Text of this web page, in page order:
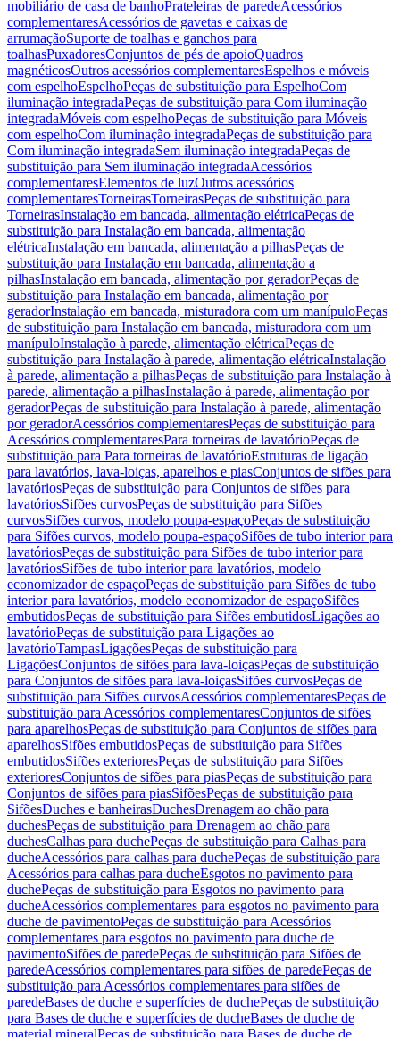
mobiliário de casa de banhoPrateleiras de paredeAcessórios
complementaresAcessórios de gavetas e caixas de
arrumaçãoSuporte de toalhas e ganchos para
toalhasPuxadoresConjuntos de pés de apoioQuadros
magnéticosOutros acessórios complementaresEspelhos e móveis
com espelhoEspelhoPeças de substituição para EspelhoCom
iluminação integradaPeças de substituição para Com iluminação
integradaMóveis com espelhoPeças de substituição para Móveis
com espelhoCom iluminação integradaPeças de substituição para
Com iluminação integradaSem iluminação integradaPeças de
substituição para Sem iluminação integradaAcessórios
complementaresElementos de luzOutros acessórios
complementaresTorneirasTorneirasPeças de substituição para
TorneirasInstalação em bancada, alimentação elétricaPeças de
substituição para Instalação em bancada, alimentação
elétricaInstalação em bancada, alimentação a pilhasPeças de
substituição para Instalação em bancada, alimentação a
pilhasInstalação em bancada, alimentação por geradorPeças de
substituição para Instalação em bancada, alimentação por
geradorInstalação em bancada, misturadora com um manípuloPeças
de substituição para Instalação em bancada, misturadora com um
manípuloInstalação à parede, alimentação elétricaPeças de
substituição para Instalação à parede, alimentação elétricaInstalação
à parede, alimentação a pilhasPeças de substituição para Instalação à
parede, alimentação a pilhasInstalação à parede, alimentação por
geradorPeças de substituição para Instalação à parede, alimentação
por geradorAcessórios complementaresPeças de substituição para
Acessórios complementaresPara torneiras de lavatórioPeças de
substituição para Para torneiras de lavatórioEstruturas de ligação
para lavatórios, lava-loiças, aparelhos e piasConjuntos de sifões para
lavatóriosPeças de substituição para Conjuntos de sifões para
lavatóriosSifões curvosPeças de substituição para Sifões
curvosSifões curvos, modelo poupa-espaçoPeças de substituição
para Sifões curvos, modelo poupa-espaçoSifões de tubo interior para
lavatóriosPeças de substituição para Sifões de tubo interior para
lavatóriosSifões de tubo interior para lavatórios, modelo
economizador de espaçoPeças de substituição para Sifões de tubo
interior para lavatórios, modelo economizador de espaçoSifões
embutidosPeças de substituição para Sifões embutidosLigações ao
lavatórioPeças de substituição para Ligações ao
lavatórioTampasLigaçõesPeças de substituição para
LigaçõesConjuntos de sifões para lava-loiçasPeças de substituição
para Conjuntos de sifões para lava-loiçasSifões curvosPeças de
substituição para Sifões curvosAcessórios complementaresPeças de
substituição para Acessórios complementaresConjuntos de sifões
para aparelhosPeças de substituição para Conjuntos de sifões para
aparelhosSifões embutidosPeças de substituição para Sifões
embutidosSifões exterioresPeças de substituição para Sifões
exterioresConjuntos de sifões para piasPeças de substituição para
Conjuntos de sifões para piasSifõesPeças de substituição para
SifõesDuches e banheirasDuchesDrenagem ao chão para
duchesPeças de substituição para Drenagem ao chão para
duchesCalhas para duchePeças de substituição para Calhas para
ducheAcessórios para calhas para duchePeças de substituição para
Acessórios para calhas para ducheEsgotos no pavimento para
duchePeças de substituição para Esgotos no pavimento para
ducheAcessórios complementares para esgotos no pavimento para
duche de pavimentoPeças de substituição para Acessórios
complementares para esgotos no pavimento para duche de
pavimentoSifões de paredePeças de substituição para Sifões de
paredeAcessórios complementares para sifões de paredePeças de
substituição para Acessórios complementares para sifões de
paredeBases de duche e superfícies de duchePeças de substituição
para Bases de duche e superfícies de ducheBases de duche de
material mineralPeças de substituição para Bases de duche de